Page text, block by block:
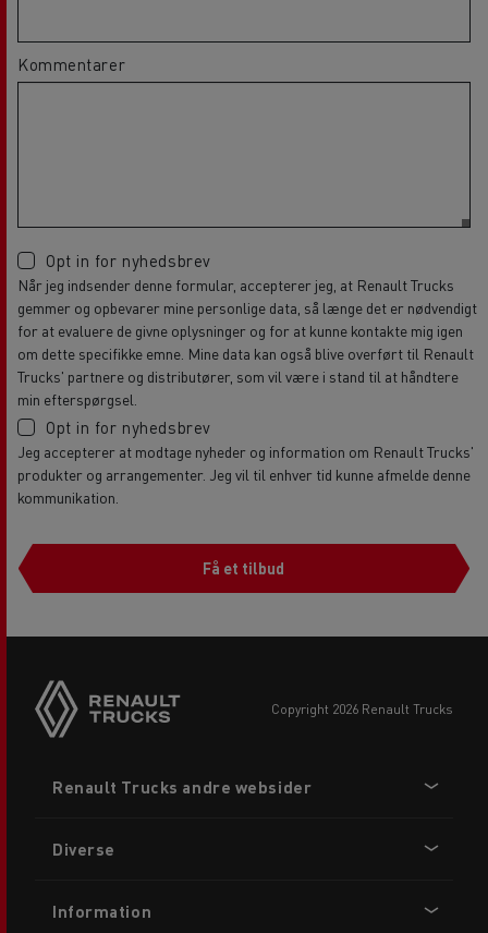
Kommentarer
Opt in for nyhedsbrev
Når jeg indsender denne formular, accepterer jeg, at Renault Trucks
gemmer og opbevarer mine personlige data, så længe det er nødvendigt
for at evaluere de givne oplysninger og for at kunne kontakte mig igen
om dette specifikke emne. Mine data kan også blive overført til Renault
Trucks' partnere og distributører, som vil være i stand til at håndtere
min efterspørgsel.
Opt in for nyhedsbrev
Jeg accepterer at modtage nyheder og information om Renault Trucks'
produkter og arrangementer. Jeg vil til enhver tid kunne afmelde denne
kommunikation.
Få et tilbud
copyright 2026 Renault Trucks
menu
Renault Trucks andre websider
Diverse
Information